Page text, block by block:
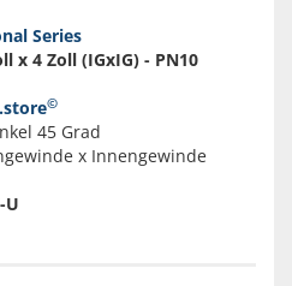
Series
x 4 Zoll (IGxIG) - PN10
©
45 Grad
x Innengewinde
U